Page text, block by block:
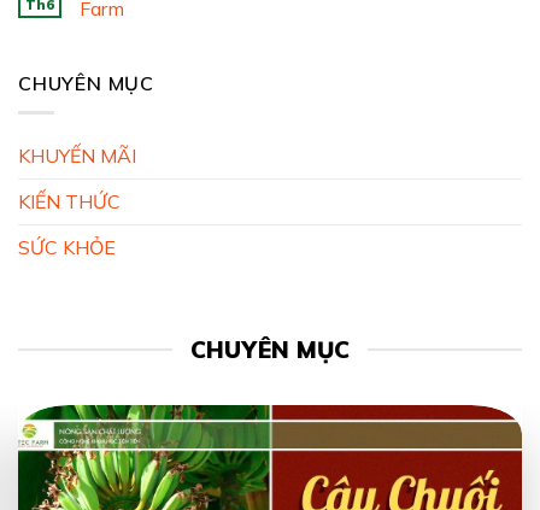
Th6 Farm
CHUYÊN MỤC
KHUYẾN MÃI
KIẾN THỨC
SỨC KHỎE
CHUYÊN MỤC